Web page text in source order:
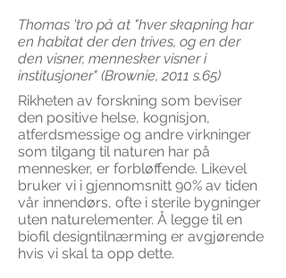
Thomas 'tro på at "hver skapning har
en habitat der den trives, og en der
den visner, mennesker visner i
institusjoner" (Brownie, 2011 s.65)
Rikheten av forskning som beviser
den positive helse, kognisjon,
atferdsmessige og andre virkninger
som tilgang til naturen har på
mennesker, er forbløffende. Likevel
bruker vi i gjennomsnitt 90% av tiden
vår innendørs, ofte i sterile bygninger
uten naturelementer. Å legge til en
biofil designtilnærming er avgjørende
hvis vi skal ta opp dette.